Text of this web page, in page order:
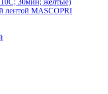
30мин; желтые)
лентой MASCOPRI